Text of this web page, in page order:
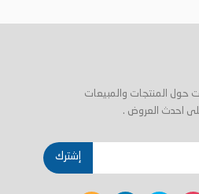
حول المنتجات والمبيعات
احدث العروض .
إشترك